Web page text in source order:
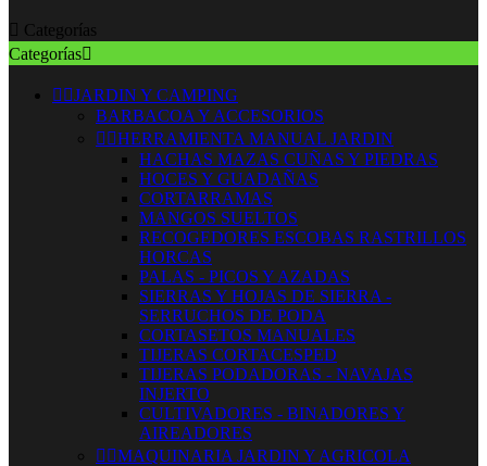
 Categorías
Categorías
 JARDIN Y CAMPING
BARBACOA Y ACCESORIOS
 HERRAMIENTA MANUAL JARDIN
HACHAS MAZAS CUÑAS Y PIEDRAS
HOCES Y GUADAÑAS
CORTARRAMAS
MANGOS SUELTOS
RECOGEDORES ESCOBAS RASTRILLOS
HORCAS
PALAS - PICOS Y AZADAS
SIERRAS Y HOJAS DE SIERRA -
SERRUCHOS DE PODA
CORTASETOS MANUALES
TIJERAS CORTACESPED
TIJERAS PODADORAS - NAVAJAS
INJERTO
CULTIVADORES - BINADORES Y
AIREADORES
 MAQUINARIA JARDIN Y AGRICOLA